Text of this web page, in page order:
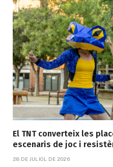
El TNT converteix les
escenaris de joc i
28 DE JULIOL DE 2026